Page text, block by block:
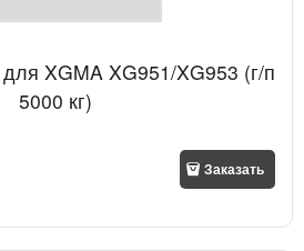
XGMA XG951/XG953 (г/п
5000 кг)
Заказать